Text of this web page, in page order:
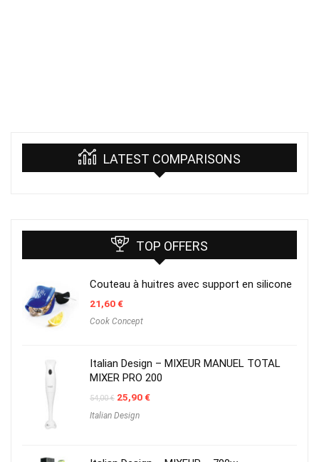
LATEST COMPARISONS
TOP OFFERS
Couteau à huitres avec support en silicone
21,60€
Cook Concept
Italian Design – MIXEUR MANUEL TOTAL
MIXER PRO 200
54,00€ Original
was:
25,90€Current
Italian Design